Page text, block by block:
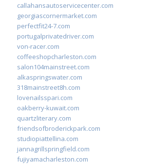
callahansautoservicecenter.com
georgiascornermarket.com
perfectfit24-7.com
portugalprivatedriver.com
von-racer.com
coffeeshopcharleston.com
salon104mainstreet.com
alkaspringswater.com
318mainstreet8h.com
lovenailsspari.com
oakberry-kuwait.com
quartzliterary.com
friendsofbroderickpark.com
studiopiattellina.com
jannagrillspringfield.com
fujiyamacharleston.com